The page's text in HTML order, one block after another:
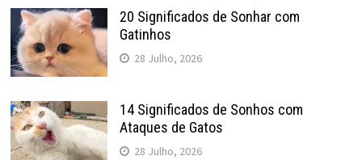
20 Significados de Sonhar com
Gatinhos
28 Julho, 2026
14 Significados de Sonhos com
Ataques de Gatos
28 Julho, 2026